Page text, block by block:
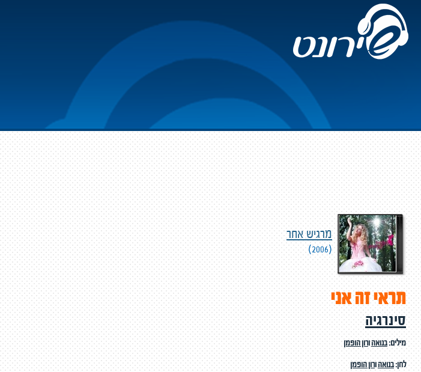
מרגיש אחר
(2006)
תראי זה אני
סינרגיה
מילים:בנואהורון הופמן
לחן:בנואהורון הופמן